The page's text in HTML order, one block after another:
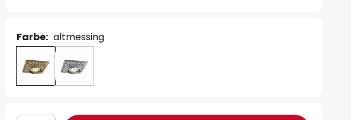
Farbe: altmessing